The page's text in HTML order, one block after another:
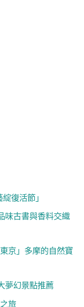
復活節」
味古書與香料交織
京」多摩的自然寶
夢幻景點推薦
旅